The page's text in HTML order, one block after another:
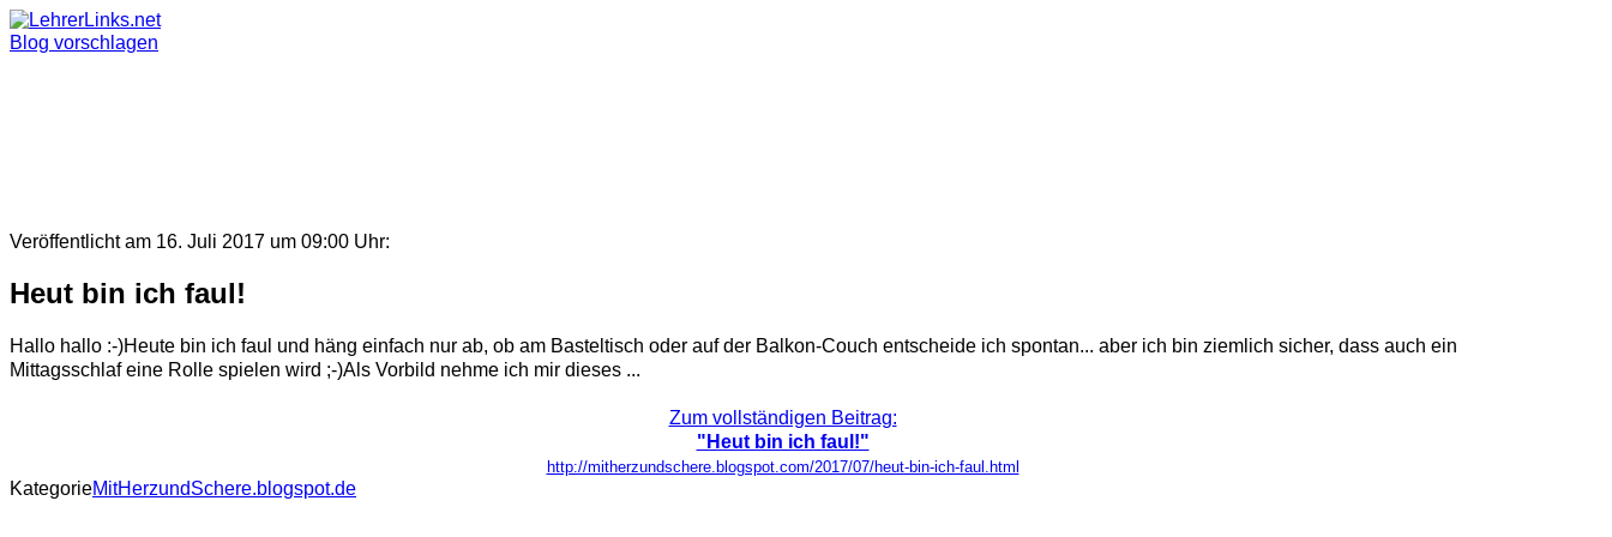
Skip
to
Blog vorschlagen
Veröffentlicht am 16. Juli 2017 um 09:00 Uhr:
Heut bin ich faul!
Hallo hallo :-)Heute bin ich faul und häng einfach nur ab, ob am Basteltisch oder auf der Balkon-Couch entscheide ich spontan... aber ich bin ziemlich sicher, dass auch ein
Mittagsschlaf eine Rolle spielen wird ;-)Als Vorbild nehme ich mir dieses ...
Zum vollständigen Beitrag:
"Heut bin ich faul!"
http://mitherzundschere.blogspot.com/2017/07/heut-bin-ich-faul.html
KategorieMitHerzundSchere.blogspot.de